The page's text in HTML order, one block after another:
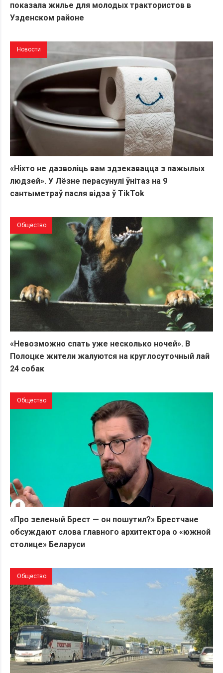
показала жилье для молодых трактористов в
Узденском районе
Новости
«Ніхто не дазволіць вам здзекавацца з пажылых
людзей». У Лёзне перасунулі ўнітаз на 9
сантыметраў пасля відэа ў TikTok
Общество
«Невозможно спать уже несколько ночей». В
Полоцке жители жалуются на круглосуточный лай
24 собак
Общество
«Про зеленый Брест — он пошутил?» Брестчане
обсуждают слова главного архитектора о «южной
столице» Беларуси
Общество